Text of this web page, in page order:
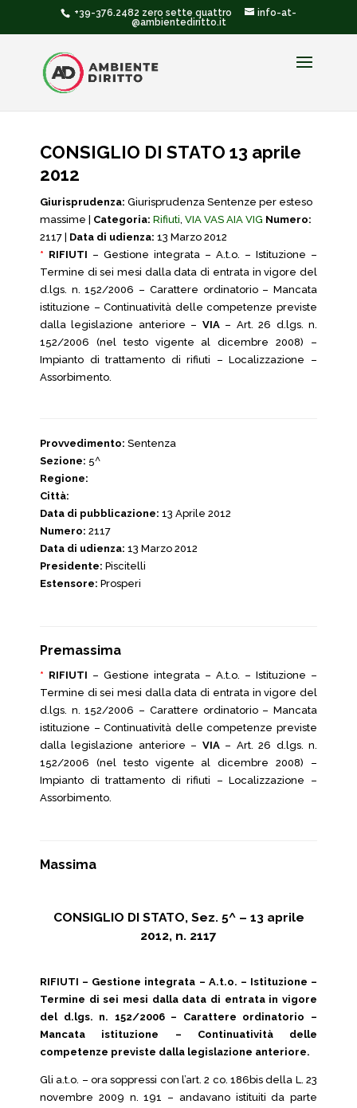
+39-376.2482 zero sette quattro
info-at-
@ambientediritto.it
CONSIGLIO DI STATO 13 aprile
2012
Giurisprudenza: Giurisprudenza Sentenze per esteso
massime | Categoria: Rifiuti, VIA VAS AIA VIG Numero:
2117 | Data di udienza: 13 Marzo 2012
* RIFIUTI – Gestione integrata – A.t.o. – Istituzione –
Termine di sei mesi dalla data di entrata in vigore del
d.lgs. n. 152/2006 – Carattere ordinatorio – Mancata
istituzione – Continuatività delle competenze previste
dalla legislazione anteriore – VIA– Art. 26 d.lgs. n.
152/2006 (nel testo vigente al dicembre 2008) –
Impianto di trattamento di rifiuti – Localizzazione –
Assorbimento.
Provvedimento: Sentenza
Sezione: 5^
Regione:
Città:
Data di pubblicazione: 13 Aprile 2012
Numero: 2117
Data di udienza: 13 Marzo 2012
Presidente: Piscitelli
Estensore: Prosperi
Premassima
* RIFIUTI – Gestione integrata – A.t.o. – Istituzione –
Termine di sei mesi dalla data di entrata in vigore del
d.lgs. n. 152/2006 – Carattere ordinatorio – Mancata
istituzione – Continuatività delle competenze previste
dalla legislazione anteriore – VIA– Art. 26 d.lgs. n.
152/2006 (nel testo vigente al dicembre 2008) –
Impianto di trattamento di rifiuti – Localizzazione –
Assorbimento.
Massima
CONSIGLIO DI STATO, Sez. 5^ – 13 aprile
2012, n. 2117
RIFIUTI – Gestione integrata – A.t.o. – Istituzione –
Termine di sei mesi dalla data di entrata in vigore
del d.lgs. n. 152/2006 – Carattere ordinatorio –
Mancata istituzione – Continuatività delle
competenze previste dalla legislazione anteriore.
Gli a.t.o. – ora soppressi con l’art. 2 co. 186bis della L. 23
novembre 2009 n. 191 – andavano istituiti da parte